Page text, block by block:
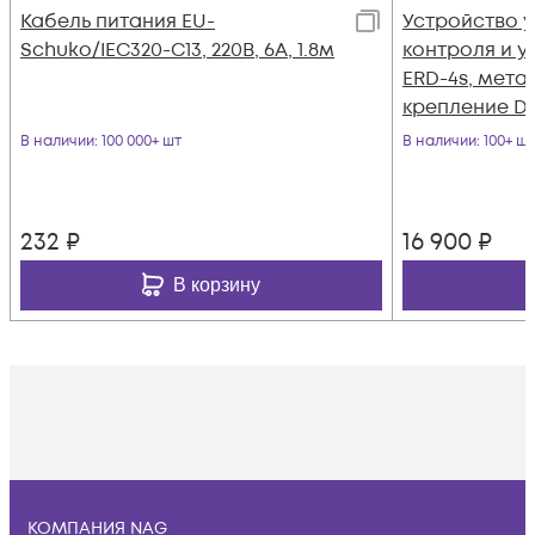
Кабель питания EU-
Schuko/IEC320-C13, 220B, 6А, 1.8м
В наличии: 100 000+ шт
232 ₽
В корзину
Устройство
контроля и
ERD-4s,
крепление
В наличии: 100+ шт
16 900 ₽
КОМПАНИЯ NAG